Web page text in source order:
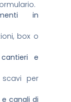
in
box o
e
per
canali di